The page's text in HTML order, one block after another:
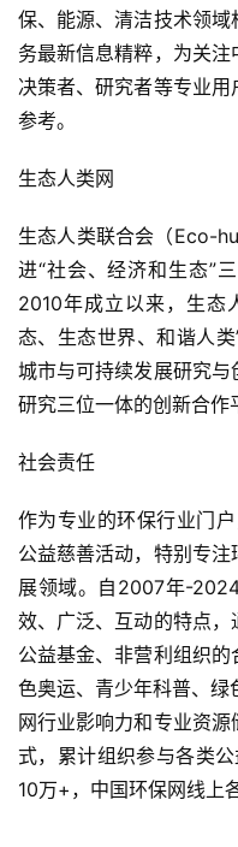
保、能源、清洁技术领
务最新信息精粹，为关注
决策者、研究者等专业
参考。
生态人类网
生态人类联合会（Eco-
进“社会、经济和生态”
2010年成立以来，生态
态、生态世界、和谐人
城市与可持续发展研究
研究三位一体的创新合作
社会责任
作为专业的环保行业门
公益慈善活动，特别专
展领域。自2007年-
效、广泛、互动的特点，
公益基金、非营利组织
色奥运、青少年科普、
网行业影响力和专业资
式，累计组织参与各类
10万+，中国环保网线上